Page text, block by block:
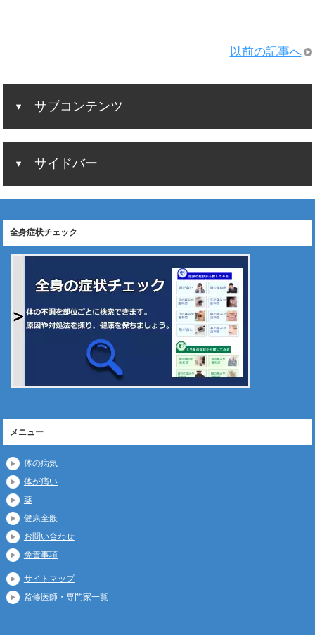
以前の記事へ
サブコンテンツ
サイドバー
全身症状チェック
メニュー
体の病気
体が痛い
薬
健康全般
お問い合わせ
免責事項
サイトマップ
監修医師・専門家一覧